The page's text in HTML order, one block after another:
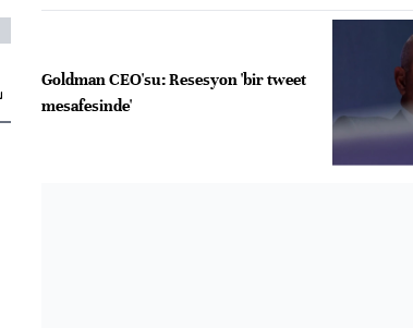
Goldman CEO'su: Resesyon 'bir tweet
mesafesinde'